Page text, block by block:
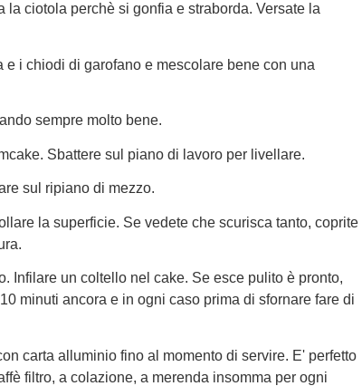
ciotola perchè si gonfia e straborda. Versate la
i chiodi di garofano e mescolare bene con una
sempre molto bene.
Sbattere sul piano di lavoro per livellare.
sul ripiano di mezzo.
la superficie. Se vedete che scurisca tanto, coprite
Infilare un coltello nel cake. Se esce pulito è pronto,
minuti ancora e in ogni caso prima di sfornare fare di
carta alluminio fino al momento di servire. E' perfetto
filtro, a colazione, a merenda insomma per ogni